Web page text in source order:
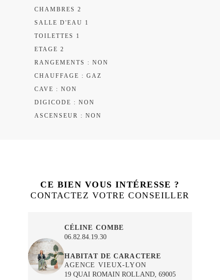
CHAMBRES 2
SALLE D'EAU 1
TOILETTES 1
ETAGE 2
RANGEMENTS : NON
CHAUFFAGE : GAZ
CAVE : NON
DIGICODE : NON
ASCENSEUR : NON
CE BIEN VOUS INTÉRESSE ?
CONTACTEZ VOTRE CONSEILLER
CÉLINE COMBE
06.82.84.19.30
HABITAT DE CARACTERE
AGENCE VIEUX-LYON
19 QUAI ROMAIN ROLLAND, 69005